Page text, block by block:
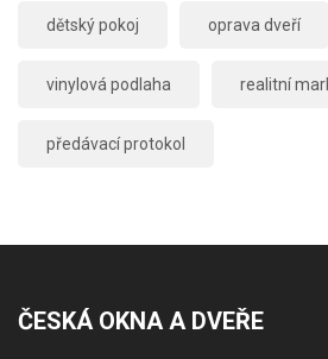
dětský pokoj oprava dveří
vinylová podlaha realitní
předávací protokol
ČESKÁ OKNA A DVEŘE